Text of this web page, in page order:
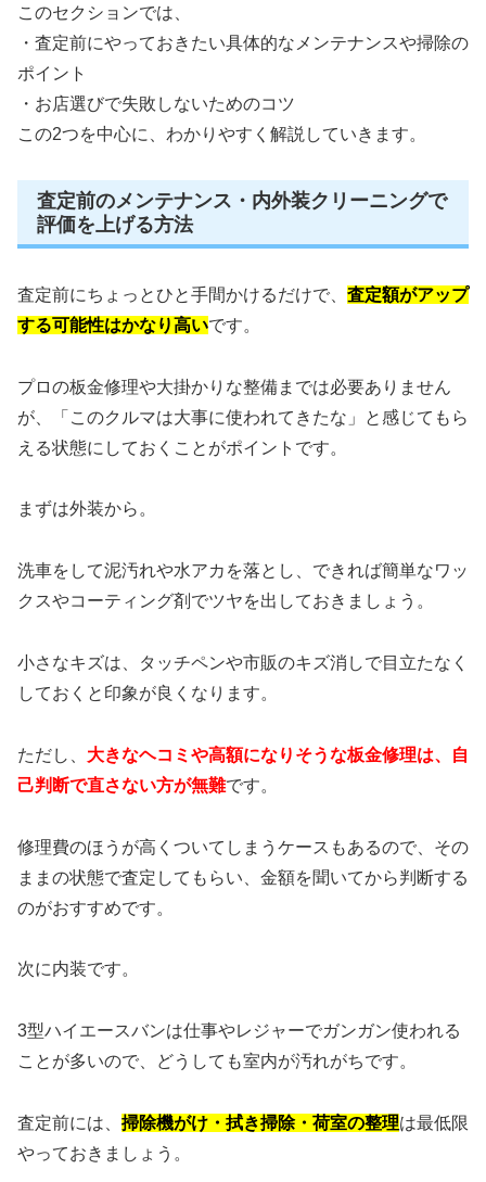
このセクションでは、
・査定前にやっておきたい具体的なメンテナンスや掃除の
ポイント
・お店選びで失敗しないためのコツ
この2つを中心に、わかりやすく解説していきます。
査定前のメンテナンス・内外装クリーニングで
評価を上げる方法
査定前にちょっとひと手間かけるだけで、 査定額がアップ
する可能性はかなり高いです。
プロの板金修理や大掛かりな整備までは必要ありません
が、「このクルマは大事に使われてきたな」と感じてもら
える状態にしておくことがポイントです。
まずは外装から。
洗車をして泥汚れや水アカを落とし、できれば簡単なワッ
クスやコーティング剤でツヤを出しておきましょう。
小さなキズは、タッチペンや市販のキズ消しで目立たなく
しておくと印象が良くなります。
ただし、 大きなヘコミや高額になりそうな板金修理は、自
己判断で直さない方が無難です。
修理費のほうが高くついてしまうケースもあるので、その
ままの状態で査定してもらい、金額を聞いてから判断する
のがおすすめです。
次に内装です。
3型ハイエースバンは仕事やレジャーでガンガン使われる
ことが多いので、どうしても室内が汚れがちです。
査定前には、 掃除機がけ・拭き掃除・荷室の整理は最低限
やっておきましょう。